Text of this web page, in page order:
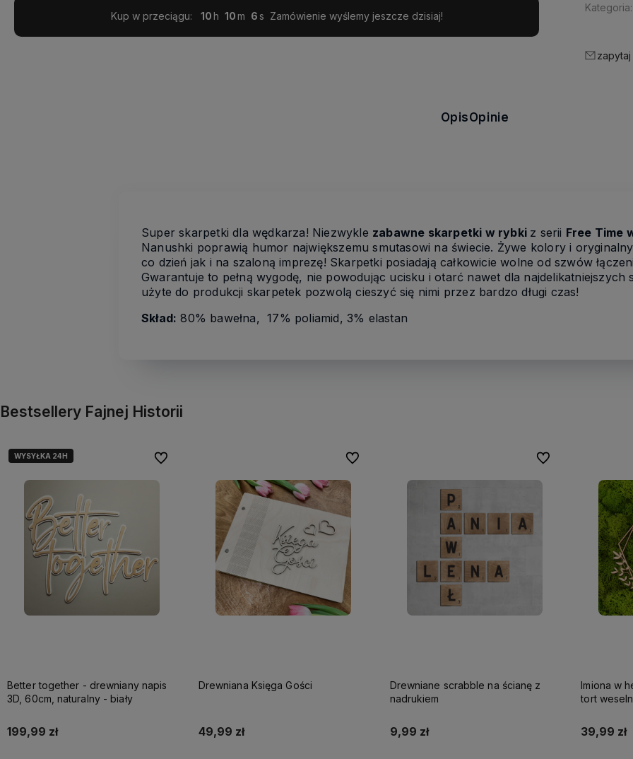
Kup w przeciągu: 10 10 5 Zamówienie wyślemy jeszcze dzisiaj!
Kategoria:
OpisOpinie
Super skarpetki dla wędkarza! Niezwykle zabawne skarpetki w rybki z serii Free Time
Nanushki poprawią humor największemu smutasowi na świecie. Żywe kolory i
co dzień jak i na szaloną imprezę! Skarpetki posiadają całkowicie wolne od szwów
Gwarantuje to pełną wygodę, nie powodując ucisku i otarć nawet dla najdelikatniejszych
użyte do produkcji skarpetek pozwolą cieszyć się nimi przez bardzo długi czas!
Skład: 80% bawełna, 17% poliamid, 3% elastan
Bestsellery Fajnej Historii
WYSYŁKA 24H
Better together - drewniany napis
3D, 60cm, naturalny - biały
199,99 zł
Do ulubionych
Drewniana Księga Gości
49,99 zł
Do ulubionych
Drewniane scrabble na ścianę z
nadrukiem
9,99 zł
Do ulubionych
Imiona w
tort
39,99 zł